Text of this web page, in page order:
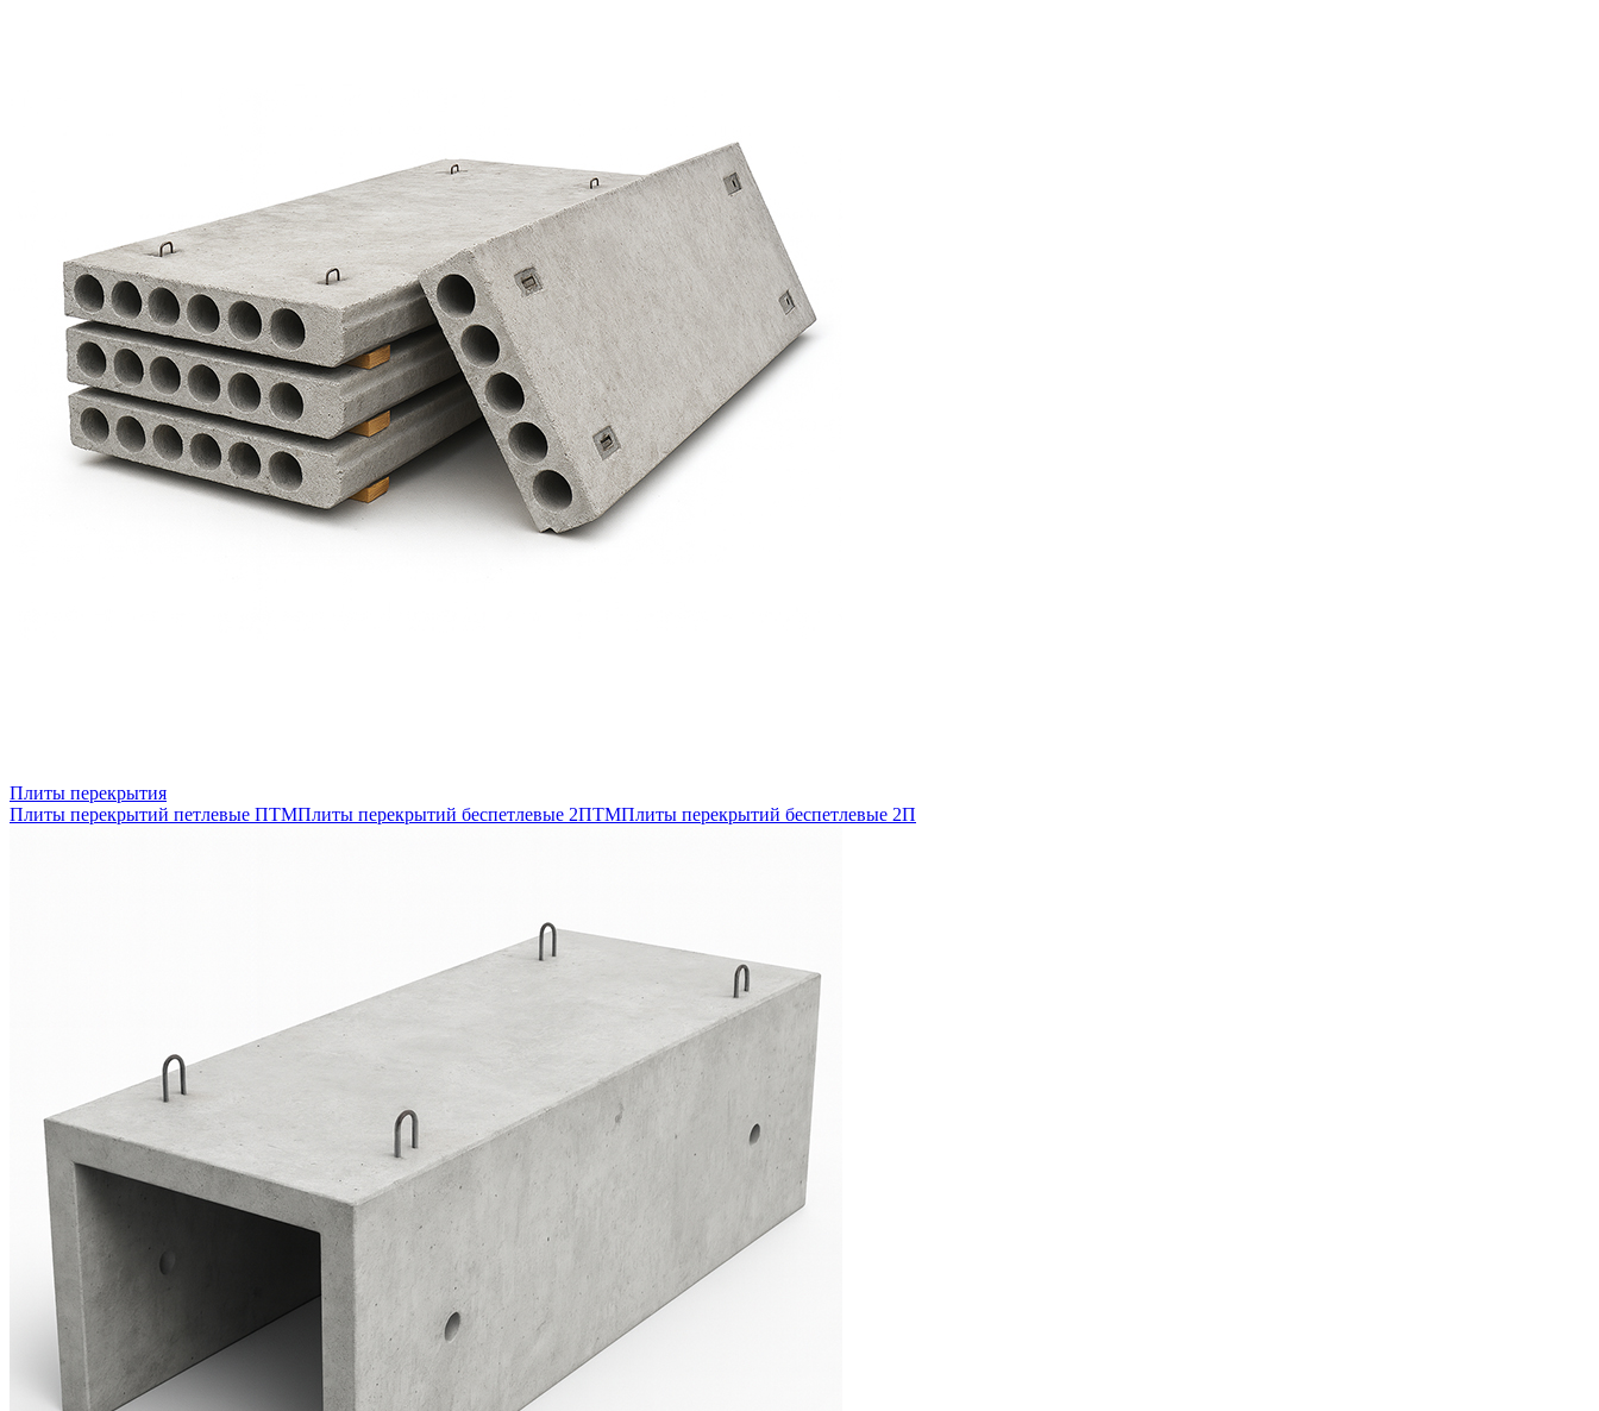
Плиты перекрытия
Плиты перекрытий петлевые ПТМПлиты перекрытий беспетлевые 2ПТМПлиты перекрытий беспетлевые 2П